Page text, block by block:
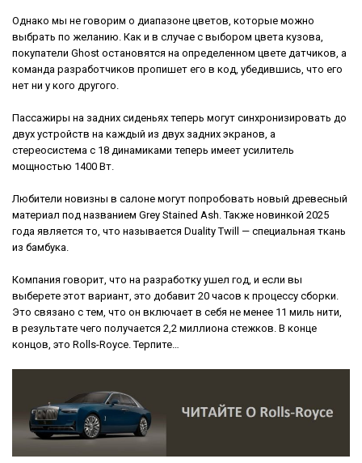
Однако мы не говорим о диапазоне цветов, которые можно
выбрать по желанию. Как и в случае с выбором цвета кузова,
покупатели Ghost остановятся на определенном цвете датчиков, а
команда разработчиков пропишет его в код, убедившись, что его
нет ни у кого другого.
Пассажиры на задних сиденьях теперь могут синхронизировать до
двух устройств на каждый из двух задних экранов, а
стереосистема с 18 динамиками теперь имеет усилитель
мощностью 1400 Вт.
Любители новизны в салоне могут попробовать новый древесный
материал под названием Grey Stained Ash. Также новинкой 2025
года является то, что называется Duality Twill — специальная ткань
из бамбука.
Компания говорит, что на разработку ушел год, и если вы
выберете этот вариант, это добавит 20 часов к процессу сборки.
Это связано с тем, что он включает в себя не менее 11 миль нити,
в результате чего получается 2,2 миллиона стежков. В конце
концов, это Rolls-Royce. Терпите…